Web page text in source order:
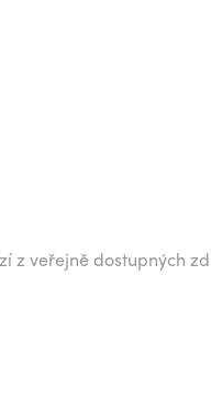
z veřejně dostupných